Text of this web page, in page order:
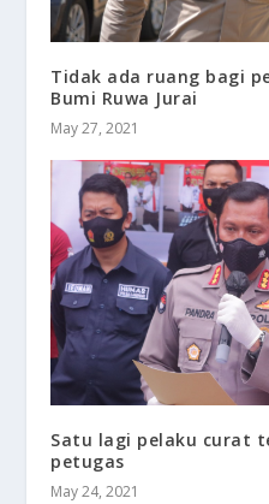
Tidak ada ruang bagi
Bumi Ruwa Jurai
May 27, 2021
Satu lagi pelaku curat
petugas
May 24, 2021